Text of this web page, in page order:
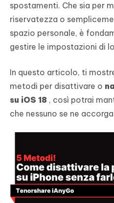
spostamenti. Che sia per
riservatezza o
spazio personale, è
gestire le impostazioni di
In questo articolo, ti
metodi per disattivare o
su iOS 18 , così potrai
che nessuno se ne